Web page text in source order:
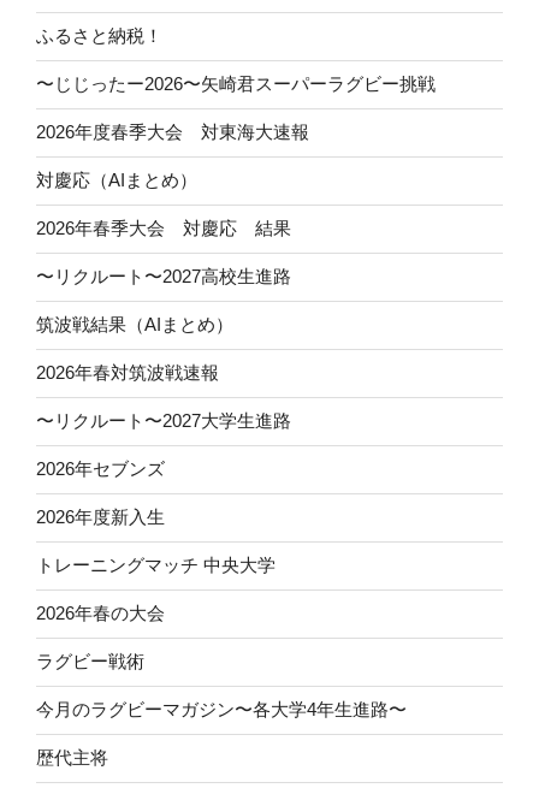
ふるさと納税！
〜じじったー2026〜矢崎君スーパーラグビー挑戦
2026年度春季大会 対東海大速報
対慶応（AIまとめ）
2026年春季大会 対慶応 結果
〜リクルート〜2027高校生進路
筑波戦結果（AIまとめ）
2026年春対筑波戦速報
〜リクルート〜2027大学生進路
2026年セブンズ
2026年度新入生
トレーニングマッチ 中央大学
2026年春の大会
ラグビー戦術
今月のラグビーマガジン〜各大学4年生進路〜
歴代主将